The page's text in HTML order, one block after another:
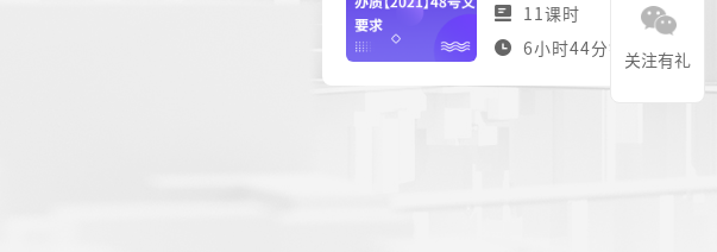
11课时
6小时44分钟 关注有礼